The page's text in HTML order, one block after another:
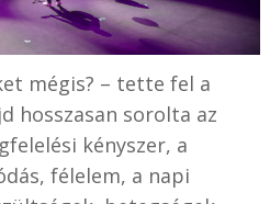
mégis? – tette fel a
hosszasan sorolta az
kényszer, a
félelem, a napi